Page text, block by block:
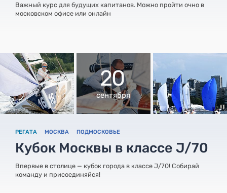
Важный курс для будущих капитанов. Можно пройти очно в
московском офисе или онлайн
20
сентября
РЕГАТА МОСКВА ПОДМОСКОВЬЕ
Кубок Москвы в классе J/70
Впервые в столице — кубок города в классе J/70! Собирай
команду и присоединяйся!